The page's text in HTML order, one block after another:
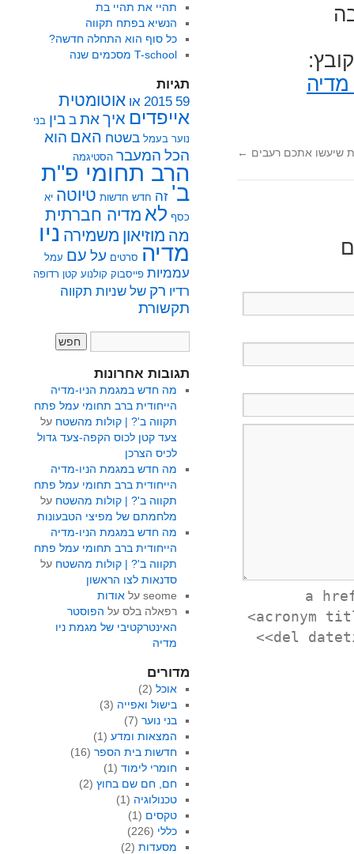
שיעשו אתכם רעבים ←
<a
<acronym
<del
תהיי את תהיי בת
הנשיא בפתח תקווה
כל סוף הוא התחלה חדשה?
T-school מסכמים שנה
תגיות
59
2015 או אוטומטית
אייפדים איך את ב בין בני
נוער בעמל בשטח האם הוא
הכל המעבר הסטיגמה
הרב תחומי פ"ת
ב' זה חדש חדשות טיוטה יא
כסף לא מדיה חברתית
מה מוזיאון משמירה ניו
מדיה סרטים על עם עמל
עממיות פייסבוק קולנוע קטן רדופה
רדיו רק של שניות תקווה
תקשורת
תגובות אחרונות
מה חדש במגמת הניו-מדיה
הייחודית ברב תחומי עמל פתח
תקווה ב'? | קולות מהשטח על
צעד קטן לכוס הקפה-צעד גדול
לכיס הצרכן
מה חדש במגמת הניו-מדיה
הייחודית ברב תחומי עמל פתח
תקווה ב'? | קולות מהשטח על
מלחמתם של מפיצי הטבעונות
מה חדש במגמת הניו-מדיה
הייחודית ברב תחומי עמל פתח
תקווה ב'? | קולות מהשטח על
סדנאות לצו הראשון
seomeעל אודות
רפאלה בלסעל הפוסטר
האינטרקטיבי של מגמת ניו
מדיה
מדורים
אוכל(2)
בישול ואפייה (3)
בני נוער(7)
המצאות ומדע(1)
חדשות בית הספר(16)
חומרי לימוד(1)
חם, חם שם בחוץ(2)
טכנולוגיה (1)
טקסים (1)
כללי (226)
מסעדות(2)